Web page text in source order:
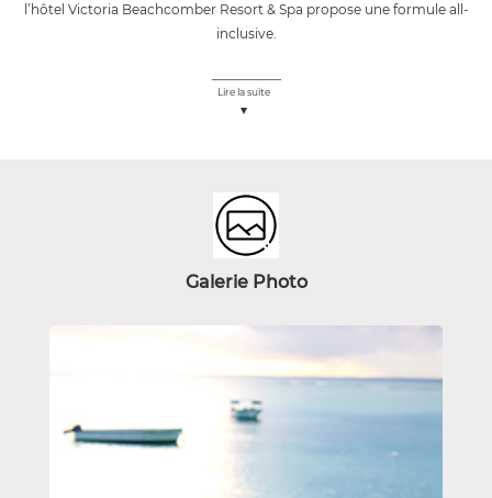
l’hôtel Victoria Beachcomber Resort & Spa propose une formule all-
inclusive.
Lire la suite
Galerie Photo